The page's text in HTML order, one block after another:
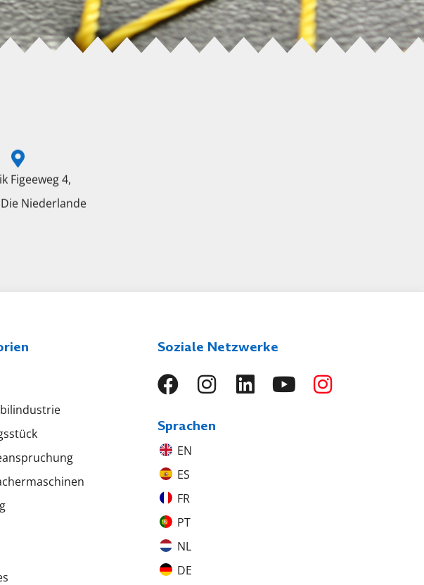
Figeeweg 4,
Niederlande
Soziale Netzwerke
Sprachen
EN
ES
FR
PT
NL
DE